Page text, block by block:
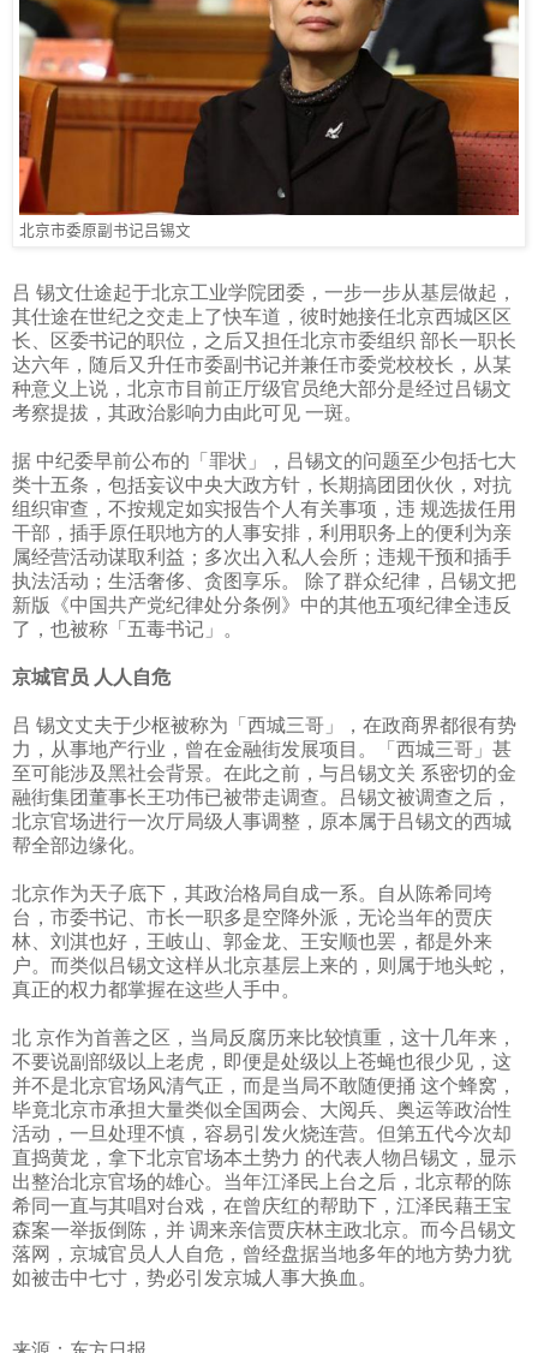
北京市委原副书记吕锡文
吕 锡文仕途起于北京工业学院团委，一步一步从基层做起，
其仕途在世纪之交走上了快车道，彼时她接任北京西城区区
长、区委书记的职位，之后又担任北京市委组织 部长一职长
达六年，随后又升任市委副书记并兼任市委党校校长，从某
种意义上说，北京市目前正厅级官员绝大部分是经过吕锡文
考察提拔，其政治影响力由此可见 一斑。
据 中纪委早前公布的「罪状」，吕锡文的问题至少包括七大
类十五条，包括妄议中央大政方针，长期搞团团伙伙，对抗
组织审查，不按规定如实报告个人有关事项，违 规选拔任用
干部，插手原任职地方的人事安排，利用职务上的便利为亲
属经营活动谋取利益；多次出入私人会所；违规干预和插手
执法活动；生活奢侈、贪图享乐。 除了群众纪律，吕锡文把
新版《中国共产党纪律处分条例》中的其他五项纪律全违反
了，也被称「五毒书记」。
京城官员 人人自危
吕 锡文丈夫于少枢被称为「西城三哥」，在政商界都很有势
力，从事地产行业，曾在金融街发展项目。「西城三哥」甚
至可能涉及黑社会背景。在此之前，与吕锡文关 系密切的金
融街集团董事长王功伟已被带走调查。吕锡文被调查之后，
北京官场进行一次厅局级人事调整，原本属于吕锡文的西城
帮全部边缘化。
北京作为天子底下，其政治格局自成一系。自从陈希同垮
台，市委书记、市长一职多是空降外派，无论当年的贾庆
林、刘淇也好，王岐山、郭金龙、王安顺也罢，都是外来
户。而类似吕锡文这样从北京基层上来的，则属于地头蛇，
真正的权力都掌握在这些人手中。
北 京作为首善之区，当局反腐历来比较慎重，这十几年来，
不要说副部级以上老虎，即便是处级以上苍蝇也很少见，这
并不是北京官场风清气正，而是当局不敢随便捅 这个蜂窝，
毕竟北京市承担大量类似全国两会、大阅兵、奥运等政治性
活动，一旦处理不慎，容易引发火烧连营。但第五代今次却
直捣黄龙，拿下北京官场本土势力 的代表人物吕锡文，显示
出整治北京官场的雄心。当年江泽民上台之后，北京帮的陈
希同一直与其唱对台戏，在曾庆红的帮助下，江泽民藉王宝
森案一举扳倒陈，并 调来亲信贾庆林主政北京。而今吕锡文
落网，京城官员人人自危，曾经盘据当地多年的地方势力犹
如被击中七寸，势必引发京城人事大换血。